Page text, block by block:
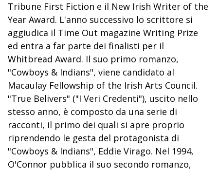
Tribune First Fiction e il New Irish Writer of the
Year Award. L'anno successivo lo scrittore si
aggiudica il Time Out magazine Writing Prize
ed entra a far parte dei finalisti per il
Whitbread Award. Il suo primo romanzo,
"Cowboys & Indians", viene candidato al
Macaulay Fellowship of the Irish Arts Council.
"True Belivers" ("I Veri Credenti"), uscito nello
stesso anno, è composto da una serie di
racconti, il primo dei quali si apre proprio
riprendendo le gesta del protagonista di
"Cowboys & Indians", Eddie Virago. Nel 1994,
O'Connor pubblica il suo secondo romanzo,